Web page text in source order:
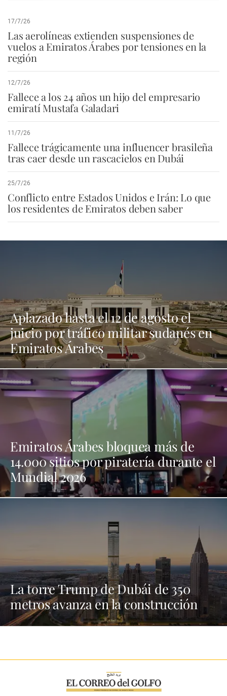
17/7/26
Las aerolíneas extienden suspensiones de
vuelos a Emiratos Árabes por tensiones en la
región
12/7/26
Fallece a los 24 años un hijo del empresario
emiratí Mustafa Galadari
11/7/26
Fallece trágicamente una influencer brasileña
tras caer desde un rascacielos en Dubái
25/7/26
Conflicto entre Estados Unidos e Irán: Lo que
los residentes de Emiratos deben saber
Aplazado hasta el 12 de agosto el
juicio por tráfico militar sudanés en
Emiratos Árabes
Emiratos Árabes bloquea más de
14.000 sitios por piratería durante el
Mundial 2026
La torre Trump de Dubái de 350
metros avanza en la construcción